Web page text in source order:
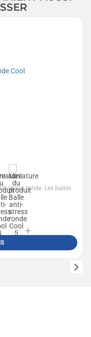
stress ronde. Les balles